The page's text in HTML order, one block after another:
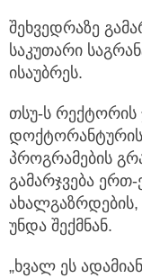
შეხვედრაზე
საკუთარი
ისაუბრეს.
თსუ-ს რექტორის
პროგრამების
გამარჯვება
უნდა შექმნან.
„ხვალ ეს